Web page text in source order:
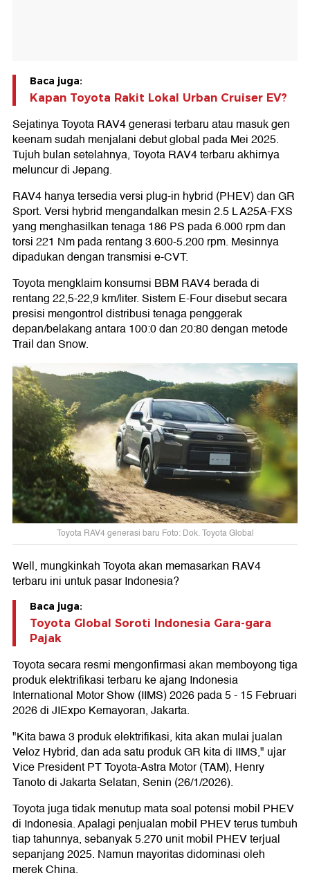
Baca juga:
Kapan Toyota Rakit Lokal Urban Cruiser EV?
Sejatinya Toyota RAV4 generasi terbaru atau masuk gen
keenam sudah menjalani debut global pada Mei 2025.
Tujuh bulan setelahnya, Toyota RAV4 terbaru akhirnya
meluncur di Jepang.
RAV4 hanya tersedia versi plug-in hybrid (PHEV) dan GR
Sport. Versi hybrid mengandalkan mesin 2.5 L A25A-FXS
yang menghasilkan tenaga 186 PS pada 6.000 rpm dan
torsi 221 Nm pada rentang 3.600-5.200 rpm. Mesinnya
dipadukan dengan transmisi e-CVT.
Toyota mengklaim konsumsi BBM RAV4 berada di
rentang 22,5-22,9 km/liter. Sistem E-Four disebut secara
presisi mengontrol distribusi tenaga penggerak
depan/belakang antara 100:0 dan 20:80 dengan metode
Trail dan Snow.
Toyota RAV4 generasi baru Foto: Dok. Toyota Global
Well, mungkinkah Toyota akan memasarkan RAV4
terbaru ini untuk pasar Indonesia?
Baca juga:
Toyota Global Soroti Indonesia Gara-gara
Pajak
Toyota secara resmi mengonfirmasi akan memboyong tiga
produk elektrifikasi terbaru ke ajang Indonesia
International Motor Show (IIMS) 2026 pada 5 - 15 Februari
2026 di JIExpo Kemayoran, Jakarta.
"Kita bawa 3 produk elektrifikasi, kita akan mulai jualan
Veloz Hybrid, dan ada satu produk GR kita di IIMS," ujar
Vice President PT Toyota-Astra Motor (TAM), Henry
Tanoto di Jakarta Selatan, Senin (26/1/2026).
Toyota juga tidak menutup mata soal potensi mobil PHEV
di Indonesia. Apalagi penjualan mobil PHEV terus tumbuh
tiap tahunnya, sebanyak 5.270 unit mobil PHEV terjual
sepanjang 2025. Namun mayoritas didominasi oleh
merek China.